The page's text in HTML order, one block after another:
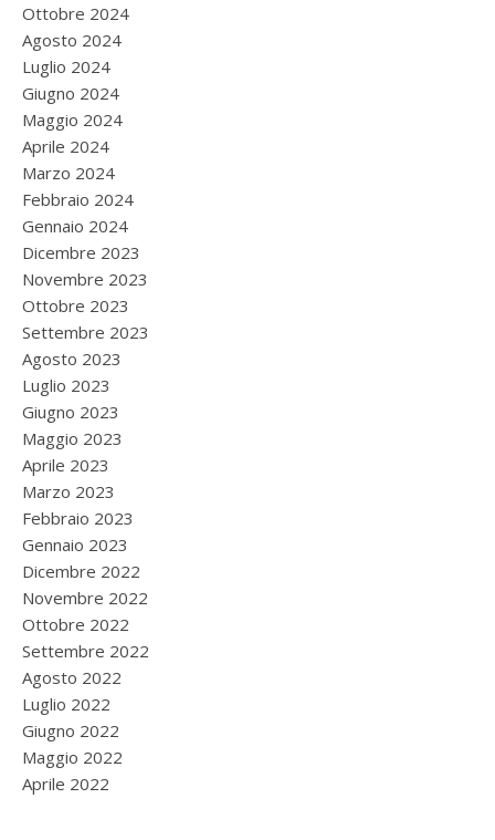
Ottobre 2024
Agosto 2024
Luglio 2024
Giugno 2024
Maggio 2024
Aprile 2024
Marzo 2024
Febbraio 2024
Gennaio 2024
Dicembre 2023
Novembre 2023
Ottobre 2023
Settembre 2023
Agosto 2023
Luglio 2023
Giugno 2023
Maggio 2023
Aprile 2023
Marzo 2023
Febbraio 2023
Gennaio 2023
Dicembre 2022
Novembre 2022
Ottobre 2022
Settembre 2022
Agosto 2022
Luglio 2022
Giugno 2022
Maggio 2022
Aprile 2022